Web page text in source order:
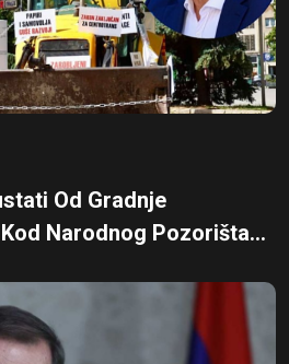
Od Gradnje
Narodnog Pozorišta...